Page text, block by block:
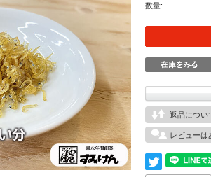
数量:
返品につい
レビューは